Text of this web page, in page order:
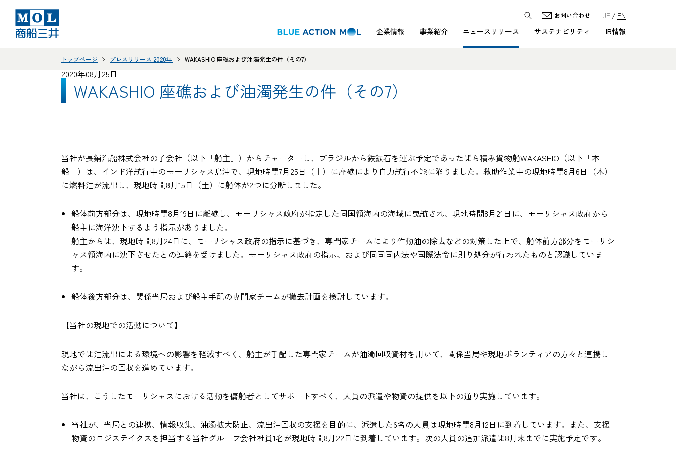
企業情報 事業紹介 ニュースリリース サステナビリティ IR情報
お問い合わせ JP EN
トップページ プレスリリース 2020年 WAKASHIO 座礁および油濁発生の件（その7）
2020年08月25日
WAKASHIO 座礁および油濁発生の件（その7）
当社が長鋪汽船株式会社の子会社（以下「船主」）からチャーターし、ブラジルから鉄鉱石を運ぶ予定であったばら積み貨物船WAKASHIO（以下「本
船」）は、インド洋航行中のモーリシャス島沖で、現地時間7月25日（土）に座礁により自力航行不能に陥りました。救助作業中の現地時間8月6日（木）
に燃料油が流出し、現地時間8月15日（土）に船体が2つに分断しました。
船体前方部分は、現地時間8月19日に離礁し、モーリシャス政府が指定した同国領海内の海域に曳航され、現地時間8月21日に、モーリシャス政府から
船主に海洋沈下するよう指示がありました。
船主からは、現地時間8月24日に、モーリシャス政府の指示に基づき、専門家チームにより作動油の除去などの対策した上で、船体前方部分をモーリシ
ャス領海内に沈下させたとの連絡を受けました。モーリシャス政府の指示、および同国国内法や国際法令に則り処分が行われたものと認識していま
す。
船体後方部分は、関係当局および船主手配の専門家チームが撤去計画を検討しています。
【当社の現地での活動について】
現地では油流出による環境への影響を軽減すべく、船主が手配した専門家チームが油濁回収資材を用いて、関係当局や現地ボランティアの方々と連携し
ながら流出油の回収を進めています。
当社は、こうしたモーリシャスにおける活動を傭船者としてサポートすべく、人員の派遣や物資の提供を以下の通り実施しています。
当社が、当局との連携、情報収集、油濁拡大防止、流出油回収の支援を目的に、派遣した6名の人員は現地時間8月12日に到着しています。また、支援
物資のロジステイクスを担当する当社グループ会社社員1名が現地時間8月22日に到着しています。次の人員の追加派遣は8月末までに実施予定です。